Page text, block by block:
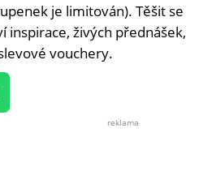
je limitován). Těšit se
inspirace, živých přednášek,
vouchery.
reklama